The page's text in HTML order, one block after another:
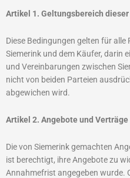
Artikel 1. Geltungsbereich
Diese Bedingungen gelten für
Siemerink und dem Käufer, darin
und Vereinbarungen zwischen
nicht von beiden Parteien
abgewichen wird.
Artikel 2. Angebote und Verträge
Die von Siemerink gemachten
ist berechtigt, ihre Angebote zu
Annahmefrist angegeben wurde.